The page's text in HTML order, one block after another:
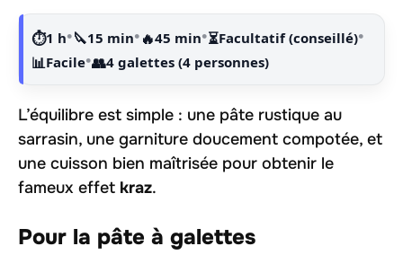
⏱️1 h•🔪15 min•🔥45 min•⏳Facultatif (conseillé)•
📊Facile•👥4 galettes (4 personnes)
L’équilibre est simple : une pâte rustique au
sarrasin, une garniture doucement compotée, et
une cuisson bien maîtrisée pour obtenir le
fameux effet kraz.
Pour la pâte à galettes